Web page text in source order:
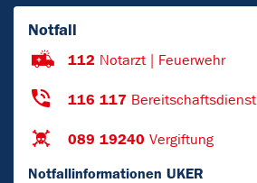
Notfall
112 Notarzt | Feuerwehr
116 117 Bereitschaftsdienst
089 19240 Vergiftung
Notfallinformationen UKER